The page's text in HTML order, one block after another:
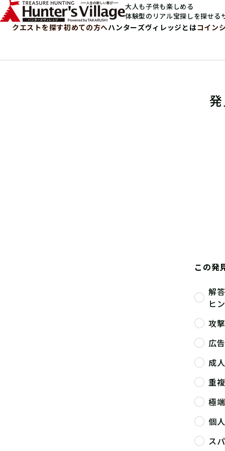
大人も子供も楽しめる
体験型のリアル宝探しを探せる
クエストを探す初めての方へハンターズヴィレッジとはコイン
この発
解
ヒ
攻
広
成
重
極
個
ス